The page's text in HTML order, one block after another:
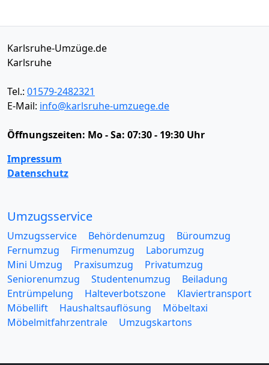
Karlsruhe-Umzüge.de
Karlsruhe
Tel.: 01579-2482321
E-Mail: info@karlsruhe-umzuege.de
Öffnungszeiten: Mo - Sa: 07:30 - 19:30 Uhr
Impressum
Datenschutz
Umzugsservice
Umzugsservice Behördenumzug
Büroumzug
Fernumzug
Firmenumzug
Laborumzug
Mini Umzug
Praxisumzug
Privatumzug
Seniorenumzug
Studentenumzug
Beiladung
Entrümpelung
Halteverbotszone
Klaviertransport
Möbellift
Haushaltsauflösung
Möbeltaxi
Möbelmitfahrzentrale
Umzugskartons